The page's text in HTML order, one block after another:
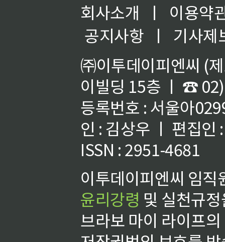
회사소개 ㅣ
이용약
공지사항
ㅣ
기사제
㈜이투데이피엔씨 (
이빌딩 15층 ㅣ ☎
등록번호 : 서울아
인 : 김상우 ㅣ 편집인
ISSN : 2951-4681
이투데이피엔씨 임
윤리강령 및 실천규
브라보 마이 라이프